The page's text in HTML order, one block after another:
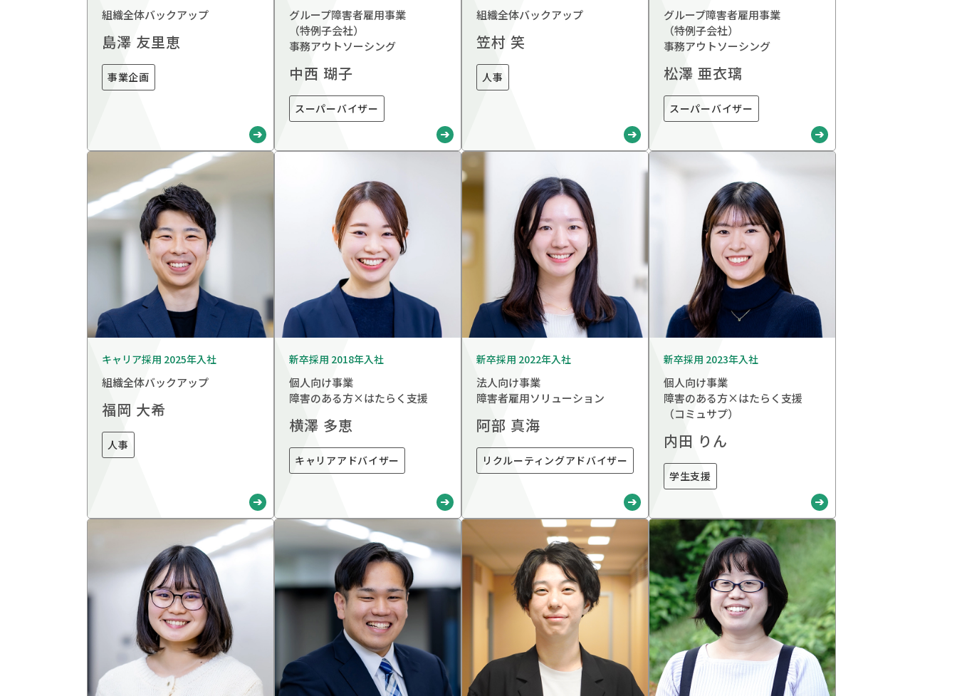
組織全体バックアップ
島澤 友里恵
事業企画
グループ障害者雇用事業
（特例子会社）
事務アウトソーシング
中西 瑚子
スーパーバイザー
組織全体バックアップ
笠村 笑
人事
グループ障害者雇用事業
（特例子会社）
事務アウトソーシング
松澤 亜衣璃
スーパーバイザー
キャリア採用 2025年入社
組織全体バックアップ
福岡 大希
人事
新卒採用 2018年入社
個人向け事業
障害のある方×はたらく支援
横澤 多恵
キャリアアドバイザー
新卒採用 2022年入社
法人向け事業
障害者雇用ソリューション
阿部 真海
リクルーティングアドバイザー
新卒採用 2023年入社
個人向け事業
障害のある方×はたらく支援
（コミュサプ）
内田 りん
学生支援